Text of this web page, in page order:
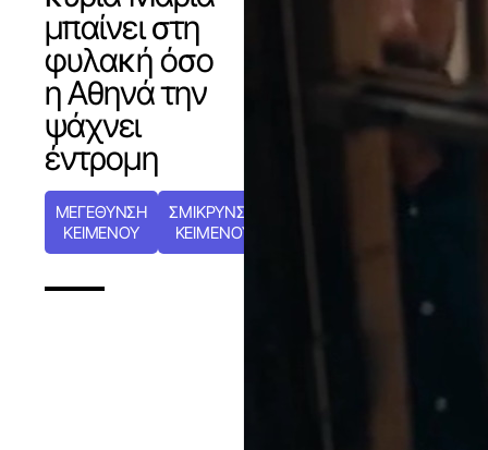
μπαίνει στη
φυλακή όσο
η Αθηνά την
ψάχνει
έντρομη
ΜΕΓΕΘΥΝΣΗ
ΚΕΙΜΕΝΟΥ
ΣΜΙΚΡΥΝΣΗ
ΚΕΙΜΕΝΟΥ